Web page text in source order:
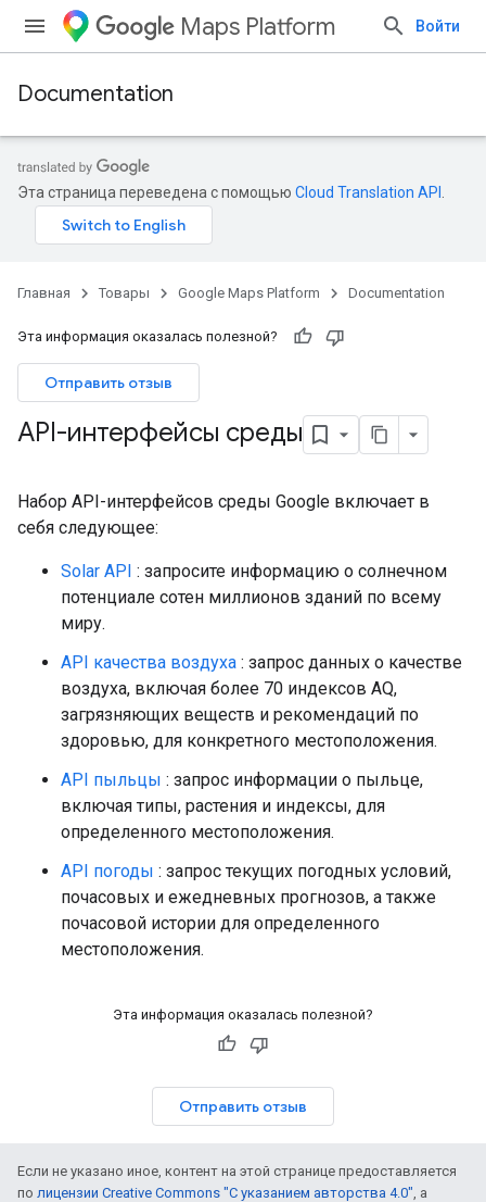
Maps Platform Войти
Documentation
Эта страница переведена с помощью Cloud Translation API
Главная Товары Google Maps Platform Documentation
Эта информация оказалась полезной?
Отправить отзыв
API-интерфейсы среды
Набор API-интерфейсов среды Google включает в
себя следующее:
Solar API : запросите информацию о солнечном
потенциале сотен миллионов зданий по всему
миру.
API качества воздуха : запрос данных о качестве
воздуха, включая более 70 индексов AQ,
загрязняющих веществ и рекомендаций по
здоровью, для конкретного местоположения.
API пыльцы : запрос информации о пыльце,
включая типы, растения и индексы, для
определенного местоположения.
API погоды : запрос текущих погодных условий,
почасовых и ежедневных прогнозов, а также
почасовой истории для определенного
местоположения.
Эта информация оказалась полезной?
Отправить отзыв
Если не указано иное, контент на этой странице предоставляется
по лицензии Creative Commons "С указанием авторства 4.0", а